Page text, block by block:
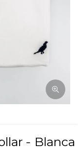
- Blanca